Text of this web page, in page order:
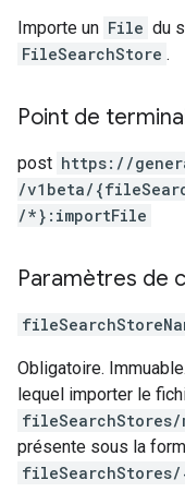
Importe un File du
FileSearchStore .
Point de
post https: / /
/v1beta/
/*}:importFile
Paramètres de
Obligatoire.
lequel importer le
présente sous la